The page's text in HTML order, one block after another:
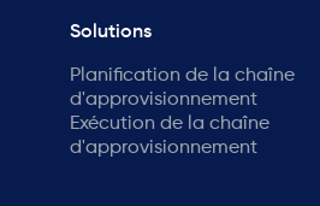
Solutions
Planification de la chaîne
d'approvisionnement
Exécution de la chaîne
d'approvisionnement